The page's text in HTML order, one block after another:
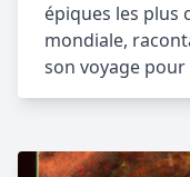
épiques les plus
mondiale,
son voyage